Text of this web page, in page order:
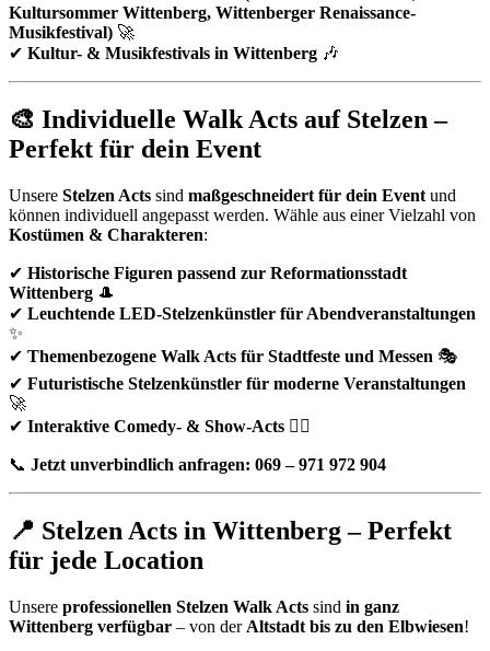
Kultursommer Wittenberg, Wittenberger Renaissance-
Musikfestival) 🚀
✔ Kultur- & Musikfestivals in Wittenberg 🎶
🎨 Individuelle Walk Acts auf Stelzen –
Perfekt für dein Event
Unsere Stelzen Acts sind maßgeschneidert für dein Event und
können individuell angepasst werden. Wähle aus einer Vielzahl von
Kostümen & Charakteren:
✔ Historische Figuren passend zur Reformationsstadt
Wittenberg 🎩
✔ Leuchtende LED-Stelzenkünstler für Abendveranstaltungen
✨
✔ Themenbezogene Walk Acts für Stadtfeste und Messen 🎭
✔ Futuristische Stelzenkünstler für moderne Veranstaltungen
🚀
✔ Interaktive Comedy- & Show-Acts 🤹‍♂️
📞 Jetzt unverbindlich anfragen: 069 – 971 972 904
📍 Stelzen Acts in Wittenberg – Perfekt
für jede Location
Unsere professionellen Stelzen Walk Acts sind in ganz
Wittenberg verfügbar – von der Altstadt bis zu den Elbwiesen!